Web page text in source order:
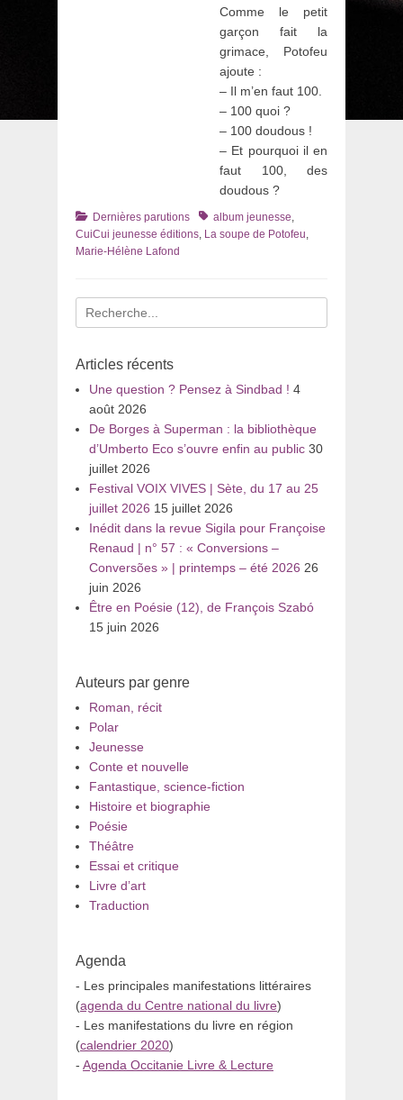
Comme le petit
garçon fait la
grimace, Potofeu
ajoute :
– Il m’en faut 100.
– 100 quoi ?
– 100 doudous !
– Et pourquoi il en
faut 100, des
doudous ?
Catégories
Dernières parutions Tagsalbum jeunesse
CuiCui jeunesse éditions La soupe de Potofeu
Marie-Hélène Lafond
Recherche
pour
Articles récents
Une question ? Pensez à Sindbad ! 4
août 2026
De Borges à Superman : la bibliothèque
d’Umberto Eco s’ouvre enfin au public 30
juillet 2026
Festival VOIX VIVES | Sète, du 17 au 25
juillet 2026 15 juillet 2026
Inédit dans la revue Sigila pour Françoise
Renaud | n° 57 : « Conversions –
Conversões » | printemps – été 2026 26
juin 2026
Être en Poésie (12), de François Szabó
15 juin 2026
Auteurs par genre
Roman, récit
Polar
Jeunesse
Conte et nouvelle
Fantastique, science-fiction
Histoire et biographie
Poésie
Théâtre
Essai et critique
Livre d’art
Traduction
Agenda
- Les principales manifestations littéraires
(agenda du Centre national du livre)
- Les manifestations du livre en région
(calendrier 2020)
- Agenda Occitanie Livre & Lecture